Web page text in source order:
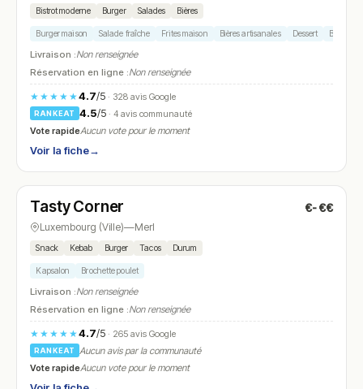
Bistrot moderne Burger Salades Bières
Burger maison Salade fraîche Frites maison Bières artisanales Dessert Brownie
Livraison :Non renseignée
Réservation en ligne :Non renseignée
★★★★★4.7/5· 328 avis Google
RANKEAT 4.5/5 · 4 avis communauté
Vote rapideAucun vote pour le moment
Voir la fiche→
N° 10
Tasty Corner €-€€
Luxembourg (Ville)—Merl
Snack Kebab Burger Tacos Durum
Kapsalon Brochette poulet
Livraison :Non renseignée
Réservation en ligne :Non renseignée
★★★★★4.7/5· 265 avis Google
RANKEAT
Aucun avis par la communauté
Vote rapideAucun vote pour le moment